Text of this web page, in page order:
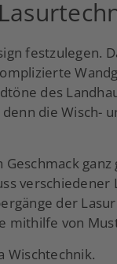
festzulegen.
des
die Wisch-
verschiedener
der
mithilfe von
Wischtechnik.